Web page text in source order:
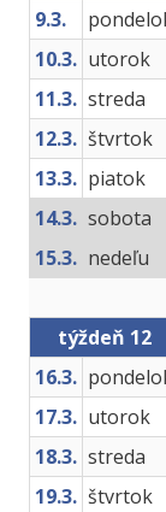
9.3.
10.3. utorok
11.3. streda
12.3. štvrtok
13.3. piatok
14.3. sobota
15.3. nedeľu
týždeň 12
16.3.
17.3. utorok
18.3. streda
19.3. štvrtok